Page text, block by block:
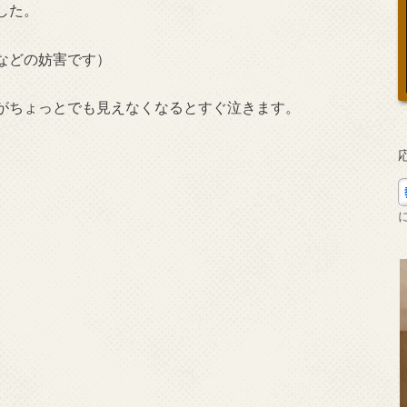
。
の妨害です）
ょっとでも見えなくなるとすぐ泣きます。